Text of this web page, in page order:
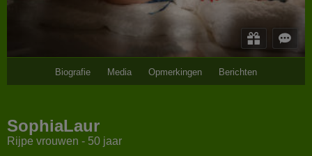
Biografie Media Opmerkingen Berichten
SophiaLaur
Rijpe vrouwen - 50 jaar